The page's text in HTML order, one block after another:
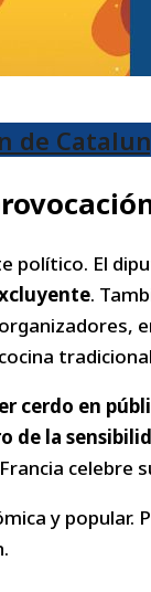
de
político. El
.
cerdo en
de la
celebre
y